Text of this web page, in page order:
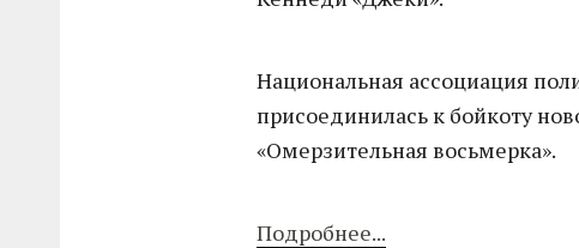
Национальная ассоциация
присоединилась к бойкоту
«Омерзительная восьмерка».
Подробнее...